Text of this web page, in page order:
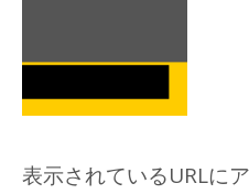
表示されているURLに